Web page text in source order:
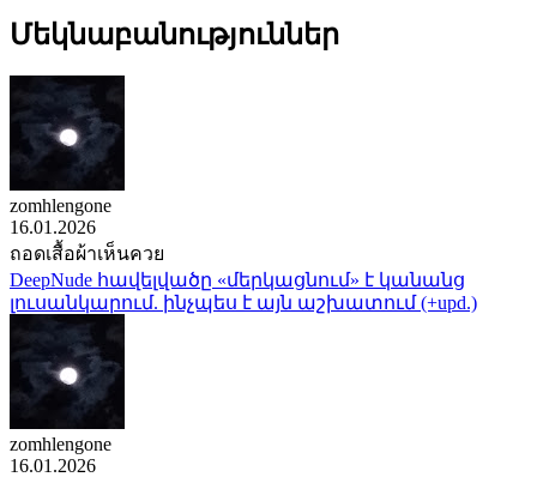
Մեկնաբանություններ
zomhlengone
16.01.2026
ถอดเสื้อผ้าเห็นควย
DeepNude հավելվածը «մերկացնում» է կանանց
լուսանկարում. ինչպես է այն աշխատում (+upd.)
zomhlengone
16.01.2026